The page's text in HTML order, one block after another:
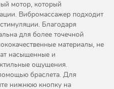
мотор, который
Вибромассажер подходит
Благодаря
для более точечной
материалы, не
насыщенные и
ощущения.
браслета. Для
нижнюю кнопку на